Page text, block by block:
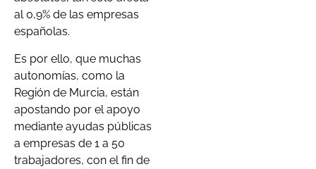
al 0,9% de las empresas
españolas.
Es por ello, que muchas
autonomías, como la
Región de Murcia, están
apostando por el apoyo
mediante ayudas públicas
a empresas de 1 a 50
trabajadores, con el fin de